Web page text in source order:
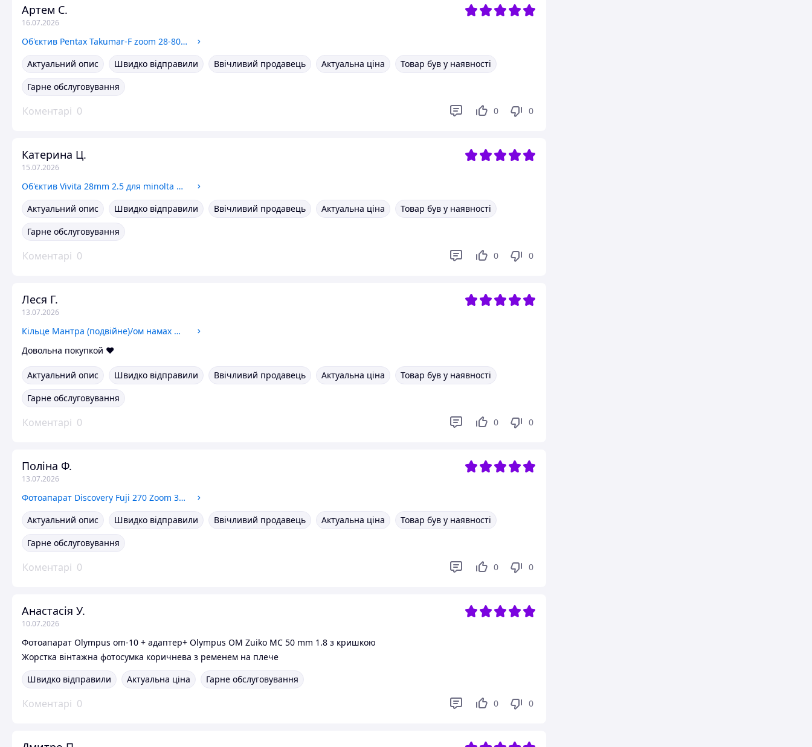
Артем С.
16.07.2026
Об'єктив Pentax Takumar-F zoom 28-80 з кришками
Актуальний опис
Швидко відправили Ввічливий продавець Актуальна ціна
Товар був у наявності
Гарне обслуговування
Коментарі 0 0 0
Катерина Ц.
15.07.2026
Об'єктив Vivita 28mm 2.5 для minolta MD (Kiron)
Актуальний опис
Швидко відправили Ввічливий продавець Актуальна ціна
Товар був у наявності
Гарне обслуговування
Коментарі 0 0 0
Леся Г.
13.07.2026
Кільце Мантра (подвійне)/ом намах шиття. розмір 17,8 талісман
Довольна покупкой ❤️
Актуальний опис Швидко відправили Ввічливий продавець Актуальна ціна
Товар був у наявності
Гарне обслуговування
Коментарі 0 0 0
Поліна Ф.
13.07.2026
Фотоапарат Discovery Fuji 270 Zoom 35-70 mm super EBC Fujinon
Актуальний опис
Швидко відправили Ввічливий продавець Актуальна ціна
Товар був у наявності
Гарне обслуговування
Коментарі 0 0 0
Анастасія У.
10.07.2026
Фотоапарат Olympus om-10 + адаптер+ Olympus OM Zuiko MC 50 mm 1.8 з кришкою
Жорстка вінтажна фотосумка коричнева з ременем на плече
Швидко відправили
Актуальна ціна Гарне обслуговування
Коментарі 0 0 0